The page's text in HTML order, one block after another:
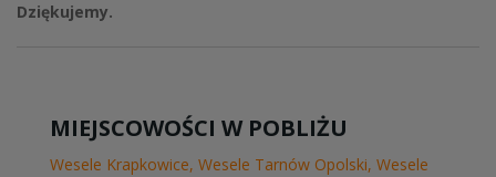
Dziękujemy.
MIEJSCOWOŚCI W POBLIŻU
Wesele Krapkowice, Wesele Tarnów Opolski, Wesele